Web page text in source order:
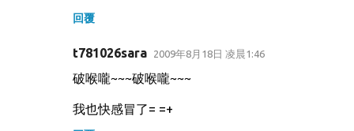
回覆
t781026sara 2009年8月18日 凌晨1:46
破喉嚨~~~破喉嚨~~~
我也快感冒了= =+